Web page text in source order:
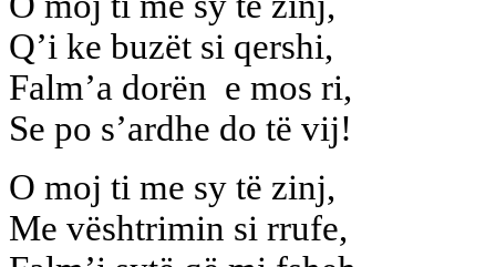
Q’i ke buzët si qershi,
Falm’a dorën e mos ri,
Se po s’ardhe do të vij!
O moj ti me sy të zinj,
Me vështrimin si rrufe,